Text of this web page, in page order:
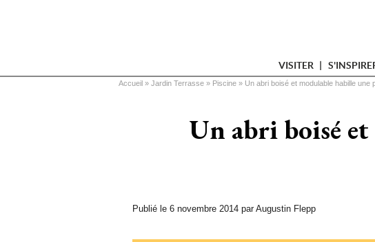
VISITER
Vous êtes ici
Accueil » Jardin Terrasse » Piscine » Un abri boisé et modulable habille une
Un abri boisé
Publié le 6 novembre 2014 par Augustin Flepp